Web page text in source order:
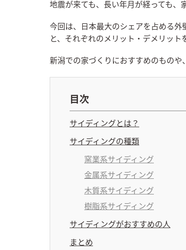
地震が来ても、長い年月が経っても、
今回は、日本最大のシェアを占める外
と、それぞれのメリット・デメリット
新潟での家づくりにおすすめのものや
目次
サイディングとは？
サイディングの種類
窯業系サイディング
金属系サイディング
木質系サイディング
樹脂系サイディング
サイディングがおすすめの人
まとめ